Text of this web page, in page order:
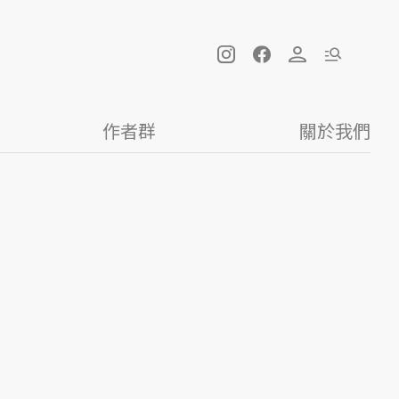
作者群 關於我們